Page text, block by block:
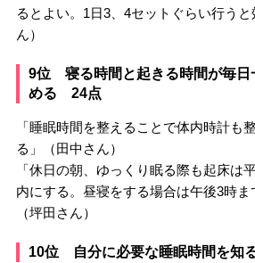
るとよい。1日3、4セットぐらい行う
ん）
9位 寝る時間と起きる時間が毎日
める 24点
「睡眠時間を整えることで体内時計も
る」（田中さん）
「休日の朝、ゆっくり眠る際も起床は
内にする。昼寝をする場合は午後3時ま
（坪田さん）
10位 自分に必要な睡眠時間を知